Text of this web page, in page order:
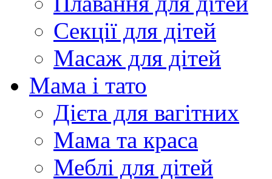
Секції для дітей
Масаж для дітей
Мама і тато
Дієта для вагітних
Мама та краса
Меблі для дітей